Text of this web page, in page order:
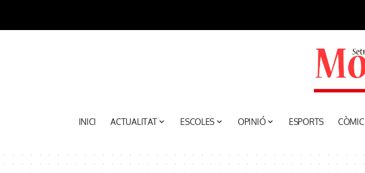
INICI ACTUALITAT ESCOLES OPINIÓ ESPORTS CÒMIC